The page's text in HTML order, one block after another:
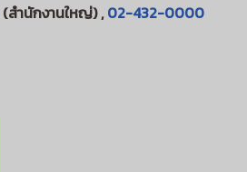
(สำนักงานใหญ่) ,02-432-0000